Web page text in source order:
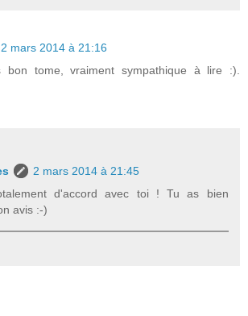
2 mars 2014 à 21:16
bon tome, vraiment sympathique à lire :).
2 mars 2014 à 21:45
d'accord avec toi ! Tu as bien
avis :-)